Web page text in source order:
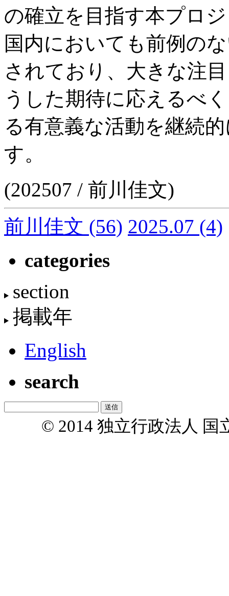
の確立を目指す本プロ
国内においても前例の
されており、大きな注
うした期待に応えるべ
る有意義な活動を継続
す。
(202507 / 前川佳文)
前川佳文 (56) 2025.07 (4)
categories
section
掲載年
English
search
© 2014 独立行政法人 国